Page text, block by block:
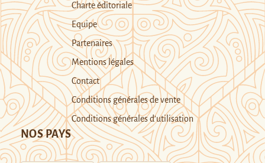
Charte éditoriale
Equipe
Partenaires
Mentions légales
Contact
Conditions générales de vente
Conditions générales d’utilisation
NOS PAYS